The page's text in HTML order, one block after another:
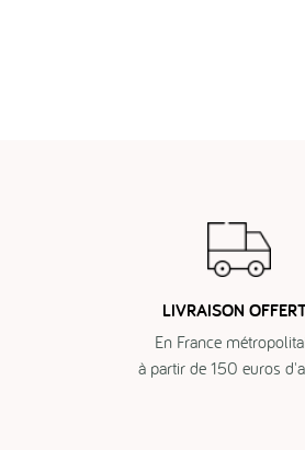
LIVRAISON
En France
à partir de 150 euros